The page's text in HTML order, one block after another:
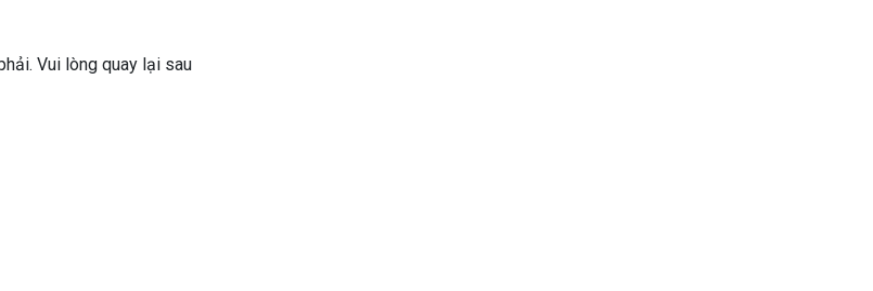
Vui lòng quay lại sau